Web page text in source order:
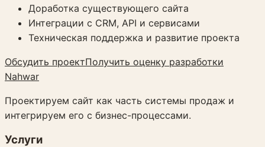
Доработка существующего сайта
Интеграции с CRM, API и сервисами
Техническая поддержка и развитие проекта
Обсудить проектПолучить оценку разработки
Nahwar
Проектируем сайт как часть системы продаж и
интегрируем его с бизнес-процессами.
Услуги